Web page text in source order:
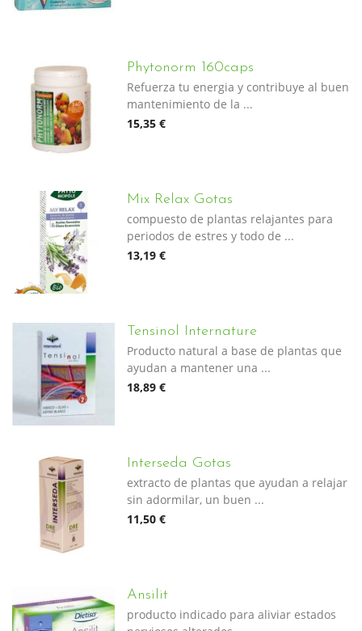
Phytonorm 160caps
Refuerza tu energia y contribuye al buen
mantenimiento de la ...
15,35 €
Mix Relax Gotas
compuesto de plantas relajantes para
periodos de estres y todo de ...
13,19 €
Tensinol Internature
Producto natural a base de plantas que
ayudan a mantener una ...
18,89 €
Interseda Gotas
extracto de plantas que ayudan a relajar
sin adormilar, un buen ...
11,50 €
Ansilit
producto indicado para aliviar estados